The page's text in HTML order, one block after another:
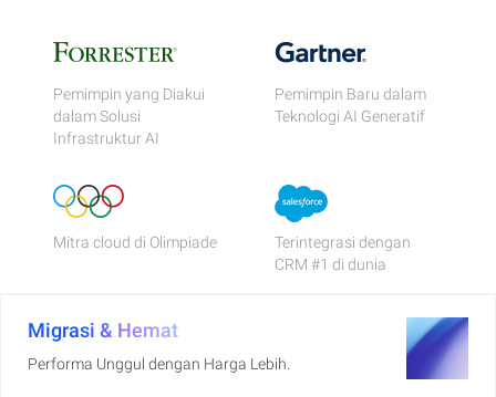
Pemimpin yang Diakui
dalam Solusi
Infrastruktur AI
Pemimpin Baru dalam
Teknologi AI Generatif
Mitra cloud di Olimpiade
Terintegrasi dengan
CRM #1 di dunia
Migrasi & Hemat
Performa Unggul dengan Harga Lebih.